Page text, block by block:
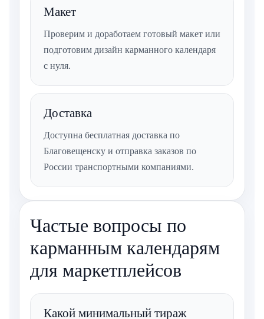
Макет
Проверим и доработаем готовый макет или
подготовим дизайн карманного календаря
с нуля.
Доставка
Доступна бесплатная доставка по
Благовещенску и отправка заказов по
России транспортными компаниями.
Частые вопросы по
карманным календарям
для маркетплейсов
Какой минимальный тираж